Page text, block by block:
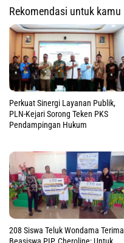
Rekomendasi untuk kamu
Perkuat Sinergi Layanan Publik,
PLN-Kejari Sorong Teken PKS
Pendampingan Hukum
208 Siswa Teluk Wondama Terima